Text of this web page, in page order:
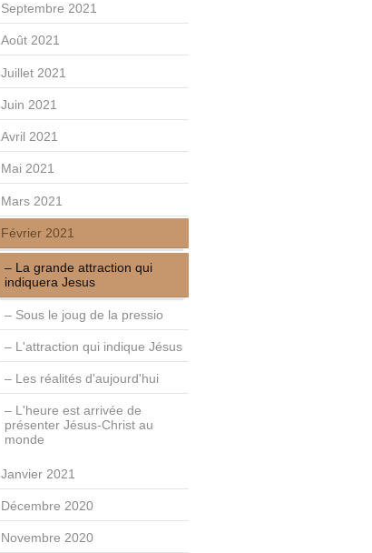
Septembre 2021
Août 2021
Juillet 2021
Juin 2021
Avril 2021
Mai 2021
Mars 2021
Février 2021
La grande attraction qui
indiquera Jesus
Sous le joug de la pressio
L'attraction qui indique Jésus
Les réalités d'aujourd'hui
L'heure est arrivée de
présenter Jésus-Christ au
monde
Janvier 2021
Décembre 2020
Novembre 2020